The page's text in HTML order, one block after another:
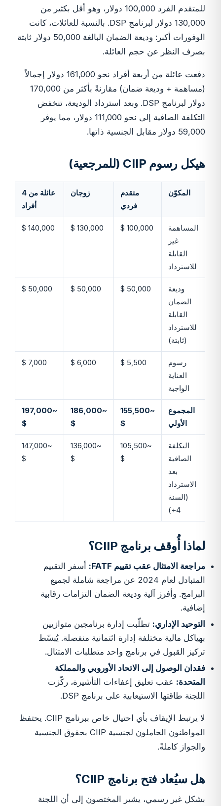
للمتقدم الفرد 100,000 دولار، وهو أقل بكثير من
130,000 دولار لبرنامج DSP. بالنسبة للعائلات، كانت
الوفورات أكبر: وديعة الضمان البالغة 50,000 دولار ثابتة
بصرف النظر عن حجم العائلة.
دفعت عائلة من أربعة أفراد نحو 161,000 دولار إجمالاً
(مساهمة + وديعة ضمان) مقارنةً بأكثر من 170,000
دولار لبرنامج DSP. وبعد استرداد الوديعة، تنخفض
التكلفة الصافية إلى نحو 111,000 دولار، مما يوفر
59,000 دولار مقابل الجنسية ذاتها.
هيكل رسوم CIIP (للمرجعية)
المكوّن
متقدم
فردي
زوجان
عائلة من 4
أفراد
المساهمة
غير
القابلة
للاسترداد
100,000 $
130,000 $
140,000 $
وديعة
الضمان
القابلة
للاسترداد
(ثابتة)
50,000 $
50,000 $
50,000 $
رسوم
العناية
الواجبة
5,500 $
6,000 $
7,000 $
المجموع
الأولي
~155,500
$
~186,000
$
~197,000
$
التكلفة
الصافية
بعد
الاسترداد
(السنة
4+)
~105,500
$
~136,000
$
~147,000
$
لماذا أُوقف برنامج CIIP؟
مراجعة الامتثال عقب تقييم FATF:
أسفر التقييم
المتبادل لعام 2024 عن مراجعة شاملة لجميع
البرامج. وأفرز آلية وديعة الضمان التزامات رقابية
إضافية.
التوحيد الإداري: تطلّبت إدارة برنامجين متوازيين
بهياكل مالية مختلفة إدارة ائتمانية منفصلة. يُبسّط
تركيز القبول في برنامج واحد متطلبات الامتثال.
فقدان الوصول إلى الاتحاد الأوروبي والمملكة
المتحدة: عقب تعليق إعفاءات التأشيرة، ركّزت
اللجنة طاقتها الاستيعابية على برنامج DSP.
لا يرتبط الإيقاف بأي احتيال خاص ببرنامج CIIP. يحتفظ
المواطنون الحاملون لجنسية CIIP بحقوق الجنسية
والجواز كاملةً.
هل سيُعاد فتح برنامج CIIP؟
بشكل غير رسمي، يشير المختصون إلى أن اللجنة